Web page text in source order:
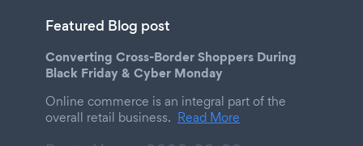
Featured Blog post
Converting Cross-Border Shoppers During
Black Friday & Cyber Monday
Online commerce is an integral part of the
overall retail business. Read More